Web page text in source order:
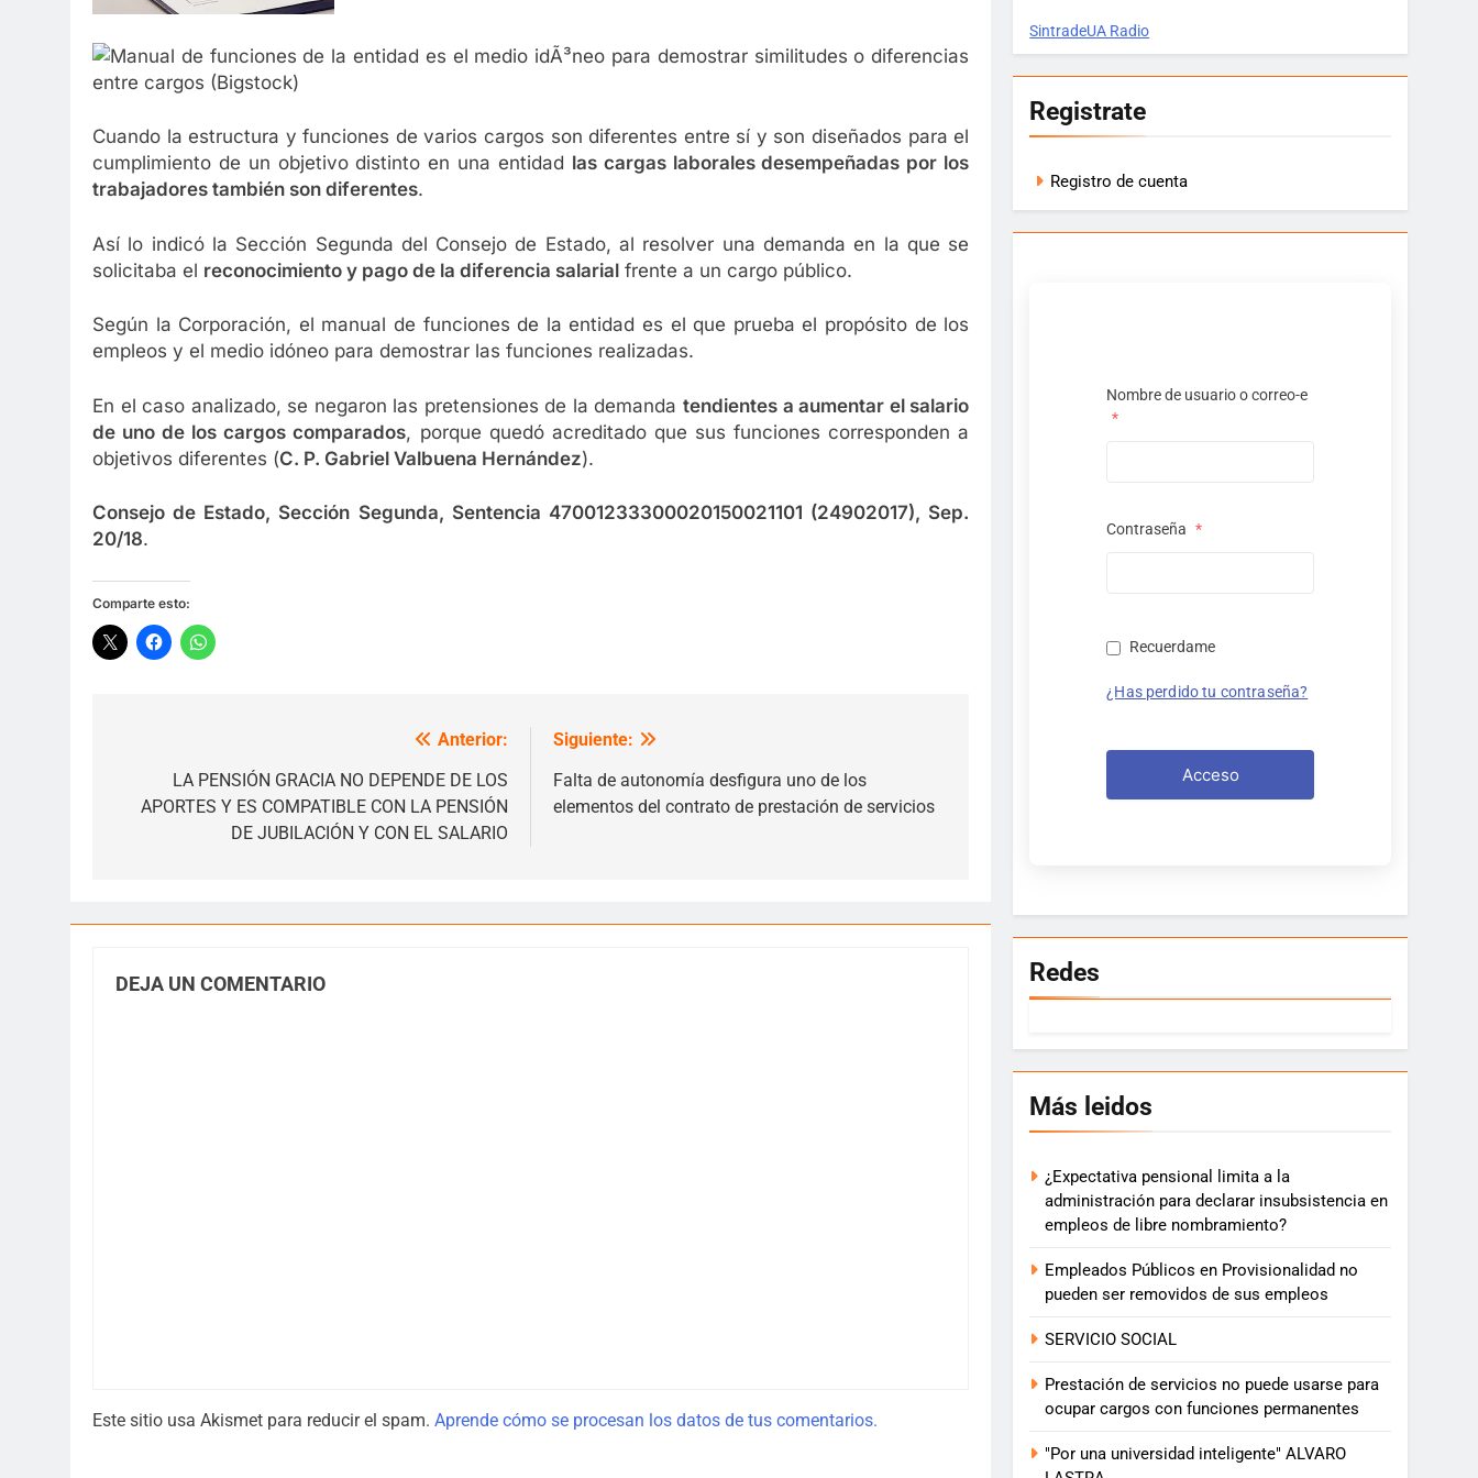
1 Año Atrás
Celebrando a Alex Sandoval: Un aliado incansable en la salud y la amistad
Cuando la estructura y funciones de varios cargos son diferentes entre sí y son diseñados para el
cumplimiento de un objetivo distinto en una entidad las cargas laborales desempeñadas por los
trabajadores también son diferentes.
Así lo indicó la Sección Segunda del Consejo de Estado, al resolver una demanda en la que se
solicitaba el reconocimiento y pago de la diferencia salarial frente a un cargo público.
Según la Corporación, el manual de funciones de la entidad es el que prueba el propósito de los
empleos y el medio idóneo para demostrar las funciones realizadas.
En el caso analizado, se negaron las pretensiones de la demandatendientes a aumentar el salario
de uno de los cargos comparados, porque quedó acreditado que sus funciones corresponden a
objetivos diferentes (C. P. Gabriel Valbuena Hernández).
Consejo de Estado, Sección Segunda, Sentencia 47001233300020150021101 (24902017), Sep.
20/18.
Comparte esto:
Anterior:
LA PENSIÓN GRACIA NO DEPENDE DE LOS
APORTES Y ES COMPATIBLE CON LA PENSIÓN
DE JUBILACIÓN Y CON EL SALARIO
Siguiente:
Falta de autonomía desfigura uno de los
elementos del contrato de prestación de servicios
DEJA UN COMENTARIO
Este sitio usa Akismet para reducir el spam. Aprende cómo se procesan los datos de tus comentarios.
SintradeUA Radio
Registrate
Registro de cuenta
Nombre de usuario o correo-e
*
Contraseña *
Recuerdame
¿Has perdido tu contraseña?
Acceso
Redes
Más leidos
¿Expectativa pensional limita a la
administración para declarar insubsistencia en
empleos de libre nombramiento?
Empleados Públicos en Provisionalidad no
pueden ser removidos de sus empleos
SERVICIO SOCIAL
Prestación de servicios no puede usarse para
ocupar cargos con funciones permanentes
"Por una universidad inteligente" ALVARO